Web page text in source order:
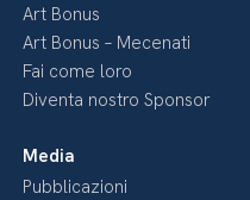
Art Bonus
Art Bonus – Mecenati
Fai come loro
Diventa nostro Sponsor
Media
Pubblicazioni